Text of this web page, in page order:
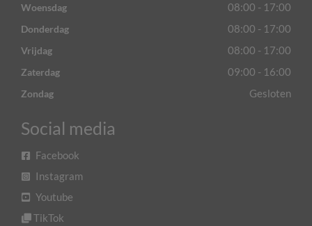
Woensdag 08:00 - 17:00
Donderdag 08:00 - 17:00
Vrijdag 08:00 - 17:00
Zaterdag 09:00 - 16:00
Zondag Gesloten
Social media
Facebook
Instagram
Youtube
TikTok